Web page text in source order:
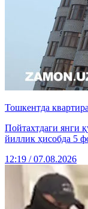
Тошкентда
Пойтахтдаги янги
йиллик ҳисобда 5
12:19 / 07.08.2026